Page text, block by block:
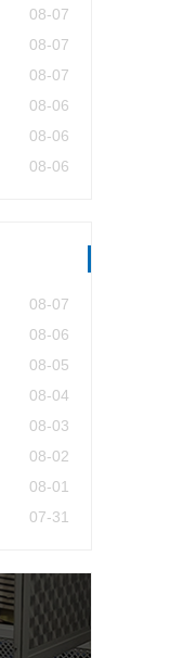
08-07
08-07
08-07
08-06
08-06
08-06
08-07
08-06
08-05
08-04
08-03
08-02
08-01
07-31